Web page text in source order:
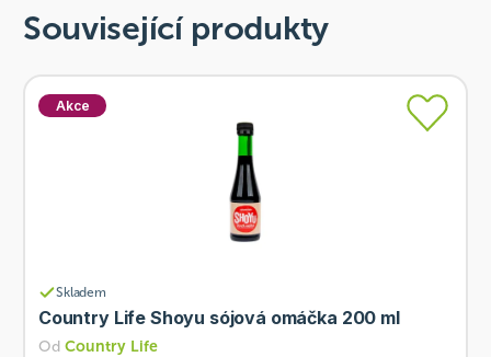
Související produkty
Akce
Skladem
Country Life Shoyu sójová omáčka 200 ml
Od Country Life